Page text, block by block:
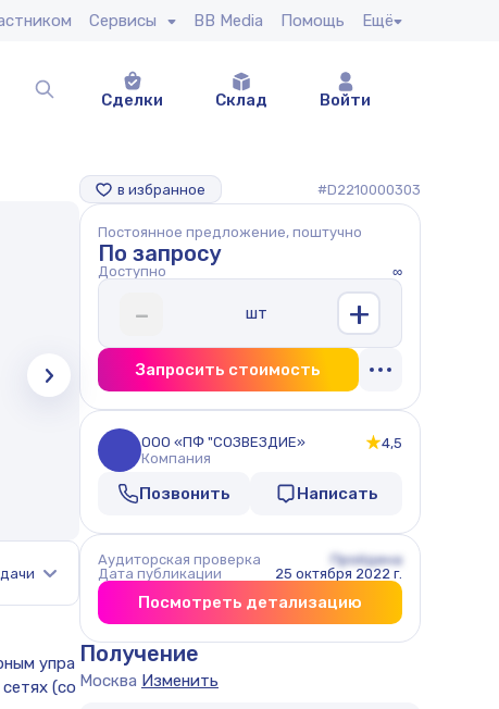
Сервисы BB Media Помощь Ещё
Сделки
Склад Войти
в избранное #D2210000303
Постоянное предложение, поштучно
По запросу
Доступно ∞
- шт +
Запросить стоимость
ООО «ПФ "СОЗВЕЗДИЕ»
4,5
Компания
Позвонить Написать
Аудиторская проверка
Пройдена
Дата публикации
25 октября 2022 г.
Посмотреть детализацию
Получение
Москва Изменить